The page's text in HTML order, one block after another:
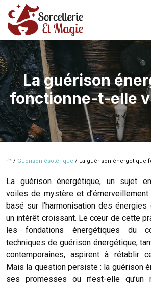
La guérison
fonctionne-t-elle
/ Guérison ésotérique / La guérison énergétique
La guérison énergétique, un sujet
voiles de mystère et
basé sur l’harmonisation des
un intérêt croissant. Le cœur de cette
les fondations énergétiques du
techniques de guérison énergétique,
contemporaines, aspirent à rétablir
Mais la question persiste : la guérison
ses promesses ou n’est-elle